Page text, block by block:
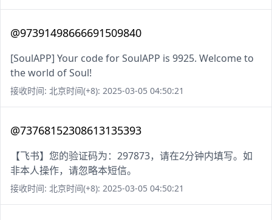
@97391498666691509840
[SoulAPP] Your code for SoulAPP is 9925. Welcome to
the world of Soul!
接收时间: 北京时间(+8): 2025-03-05 04:50:21
@73768152308613135393
【飞书】您的验证码为：297873，请在2分钟内填写。如
非本人操作，请忽略本短信。
接收时间: 北京时间(+8): 2025-03-05 04:50:21